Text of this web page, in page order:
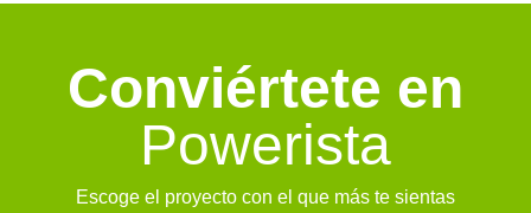
Conviértete en
Powerista
Escoge el proyecto con el que más te sientas